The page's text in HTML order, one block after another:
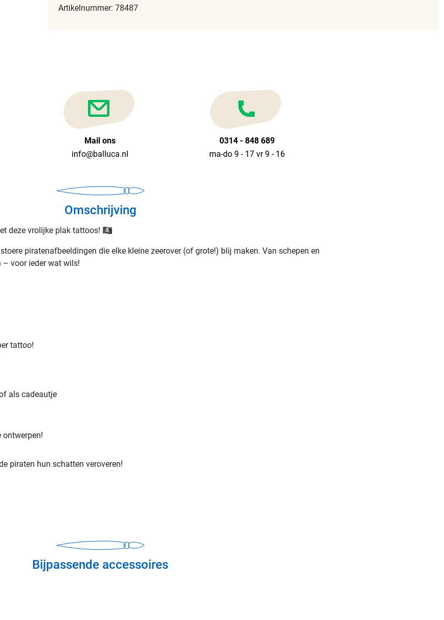
Artikelnummer: 78487
Mail ons
info@balluca.nl
0314 - 848 689
ma-do 9 - 17 vr 9 - 16
Omschrijving
deze vrolijke plak tattoos! 🏴‍☠️
piratenafbeeldingen die elke kleine zeerover (of grote!) blij maken. Van schepen en
voor ieder wat wils!
tattoo!
als cadeautje
ontwerpen!
piraten hun schatten veroveren!
Bijpassende accessoires